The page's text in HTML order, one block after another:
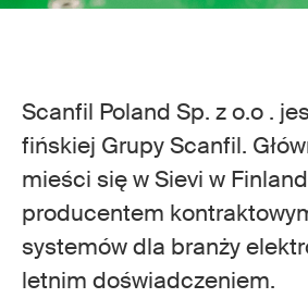
Scanfil Poland Sp. z o.o .
fińskiej Grupy Scanfil.
mieści się w Sievi w
producentem
systemów dla branży
letnim doświadczeniem.